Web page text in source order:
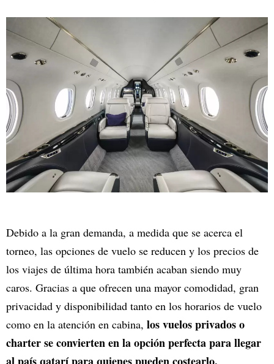
Debido a la gran demanda, a medida que se acerca el
torneo, las opciones de vuelo se reducen y los precios de
los viajes de última hora también acaban siendo muy
caros. Gracias a que ofrecen una mayor comodidad, gran
privacidad y disponibilidad tanto en los horarios de vuelo
como en la atención en cabina, los vuelos privados o
charter se convierten en la opción perfecta para llegar
al país qatarí para quienes pueden costearlo.